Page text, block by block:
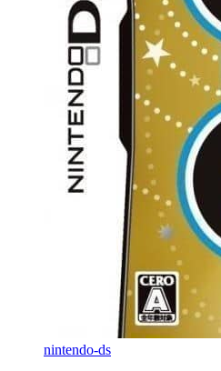
nintendo-ds